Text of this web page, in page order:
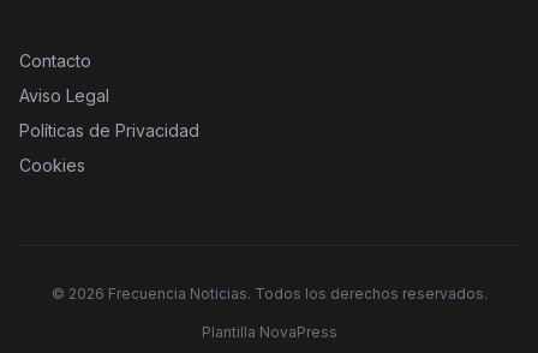
Contacto
Aviso Legal
Políticas de Privacidad
Cookies
© 2026 Frecuencia Noticias. Todos los derechos reservados.
Plantilla NovaPress